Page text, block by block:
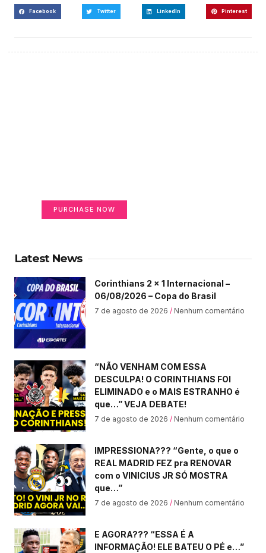
Facebook Twitter LinkedIn Pinterest
PURCHASE NOW
Latest News
Corinthians 2 x 1 Internacional –
06/08/2026 – Copa do Brasil
7 de agosto de 2026 Nenhum comentário
“NÃO VENHAM COM ESSA
DESCULPA! O CORINTHIANS FOI
ELIMINADO e o MAIS ESTRANHO é
que…” VEJA DEBATE!
7 de agosto de 2026 Nenhum comentário
IMPRESSIONA??? “Gente, o que o
REAL MADRID FEZ pra RENOVAR
com o VINICIUS JR SÓ MOSTRA
que…”
7 de agosto de 2026 Nenhum comentário
E AGORA??? “ESSA É A
INFORMAÇÃO! ELE BATEU O PÉ e…”